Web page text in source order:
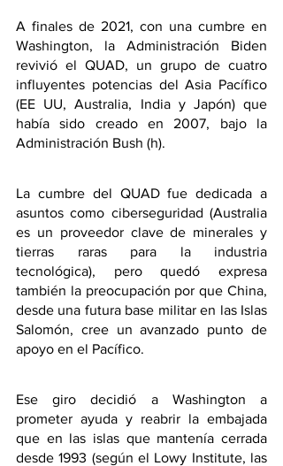
A finales de 2021, con una cumbre en
Washington, la Administración Biden
revivió el QUAD, un grupo de cuatro
influyentes potencias del Asia Pacífico
(EE UU, Australia, India y Japón) que
había sido creado en 2007, bajo la
Administración Bush (h).
La cumbre del QUAD fue dedicada a
asuntos como ciberseguridad (Australia
es un proveedor clave de minerales y
tierras raras para la industria
tecnológica), pero quedó expresa
también la preocupación por que China,
desde una futura base militar en las Islas
Salomón, cree un avanzado punto de
apoyo en el Pacífico.
Ese giro decidió a Washington a
prometer ayuda y reabrir la embajada
que en las islas que mantenía cerrada
desde 1993 (según el Lowy Institute, las